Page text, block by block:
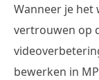
Wanneer je het
vertrouwen op
bewerken in